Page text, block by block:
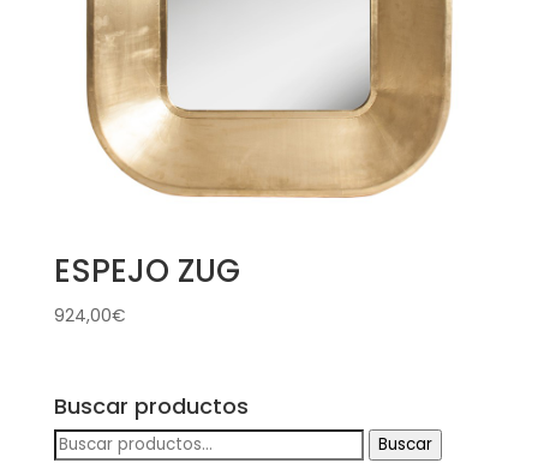
ESPEJO ZUG
924,00€
Buscar productos
Buscar
Buscar